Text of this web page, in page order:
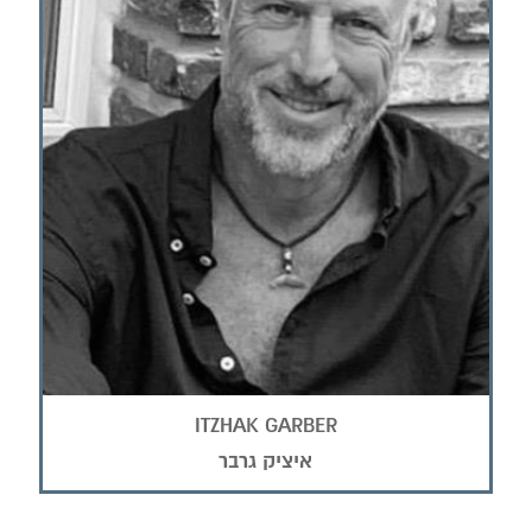
ITZHAK GARBER
איציק גרבר